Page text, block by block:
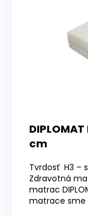
cm
Tvrdosť H3 –
Zdravotná
matrac
matrace sme